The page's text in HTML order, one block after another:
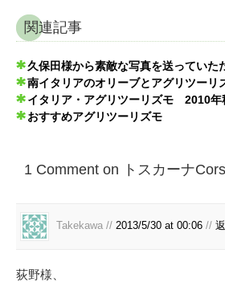
関連記事
久保田様から素敵な写真を送っていた
南イタリアのオリーブとアグリツーリ
イタリア・アグリツーリズモ 2010年
おすすめアグリツーリズモ
1 Comment on トスカーナ
Takekawa // 2013/5/30 at 00:06 //
荻野様、